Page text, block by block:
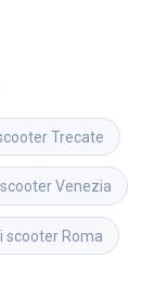
Trecate
Venezia
scooter Roma